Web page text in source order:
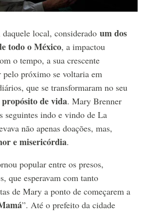
local, considerado um dos
todo o México, a impactou
o tempo, a sua crescente
pelo próximo se voltaria em
que se transformaram no seu
propósito de vida. Mary Brenner
seguintes indo e vindo de La
não apenas doações, mas,
e misericórdia.
popular entre os presos,
que esperavam com tanto
de Mary a ponto de começarem a
”. Até o prefeito da cidade